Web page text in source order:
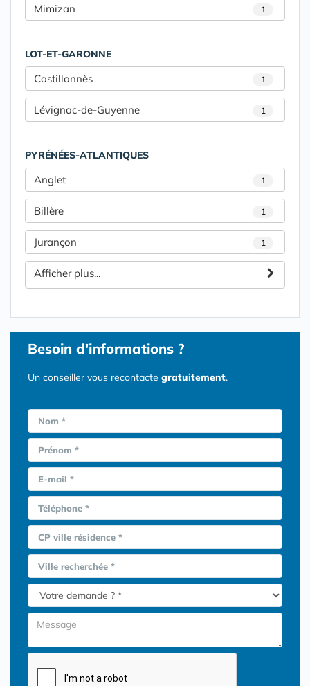
Mimizan 1
LOT-ET-GARONNE
Castillonnès 1
Lévignac-de-Guyenne 1
PYRÉNÉES-ATLANTIQUES
Anglet 1
Billère 1
Jurançon 1
Afficher plus...
Besoin d'informations ?
Un conseiller vous recontacte gratuitement.
Nom *
Prénom *
E-mail *
Téléphone *
CP ville résidence *
Ville recherchée *